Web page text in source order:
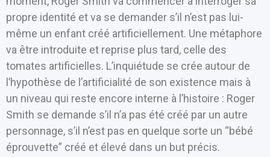
propre identité et va se demander s’il n’est pas lui-
même un enfant créé artificiellement. Une métaphore
va être introduite et reprise plus tard, celle des
tomates artificielles. L’inquiétude se crée autour de
l’hypothèse de l’artificialité de son existence mais à
un niveau qui reste encore interne à l’histoire : Roger
Smith se demande s’il n’a pas été créé par un autre
personnage, s’il n’est pas en quelque sorte un “bébé
éprouvette” créé et élevé dans un but précis.